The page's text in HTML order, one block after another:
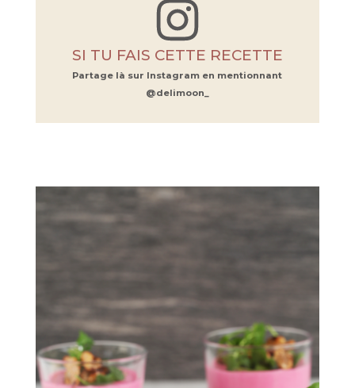
SI TU FAIS CETTE RECETTE
Partage là sur Instagram en mentionnant
@delimoon_